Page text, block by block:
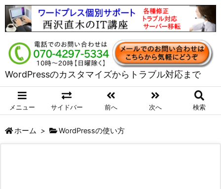
WordPressのカスタマイズからトラブル対応まで
メニュー サイドバー 前へ 次へ 検索
ホーム > WordPressの使い方